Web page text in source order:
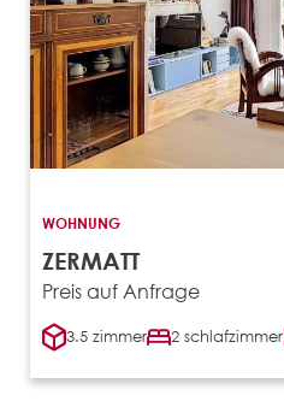
WOHNUNG
ZERMATT
Preis auf Anfrage
3.5 zimmer 2 schlafzimmer